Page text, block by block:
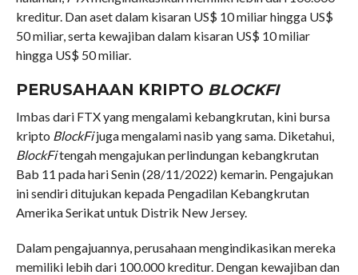
kreditur. Dan aset dalam kisaran US$ 10 miliar hingga US$
50 miliar, serta kewajiban dalam kisaran US$ 10 miliar
hingga US$ 50 miliar.
PERUSAHAAN KRIPTO BLOCKFI
Imbas dari FTX yang mengalami kebangkrutan, kini bursa
kripto BlockFijuga mengalami nasib yang sama. Diketahui,
BlockFitengah mengajukan perlindungan kebangkrutan
Bab 11 pada hari Senin (28/11/2022) kemarin. Pengajukan
ini sendiri ditujukan kepada Pengadilan Kebangkrutan
Amerika Serikat untuk Distrik New Jersey.
Dalam pengajuannya, perusahaan mengindikasikan mereka
memiliki lebih dari 100.000 kreditur. Dengan kewajiban dan